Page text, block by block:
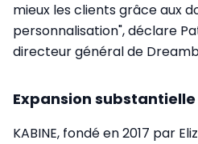
mieux les clients grâce aux
personnalisation", déclare
directeur général de
Expansion substantielle
KABINE, fondé en 2017 par